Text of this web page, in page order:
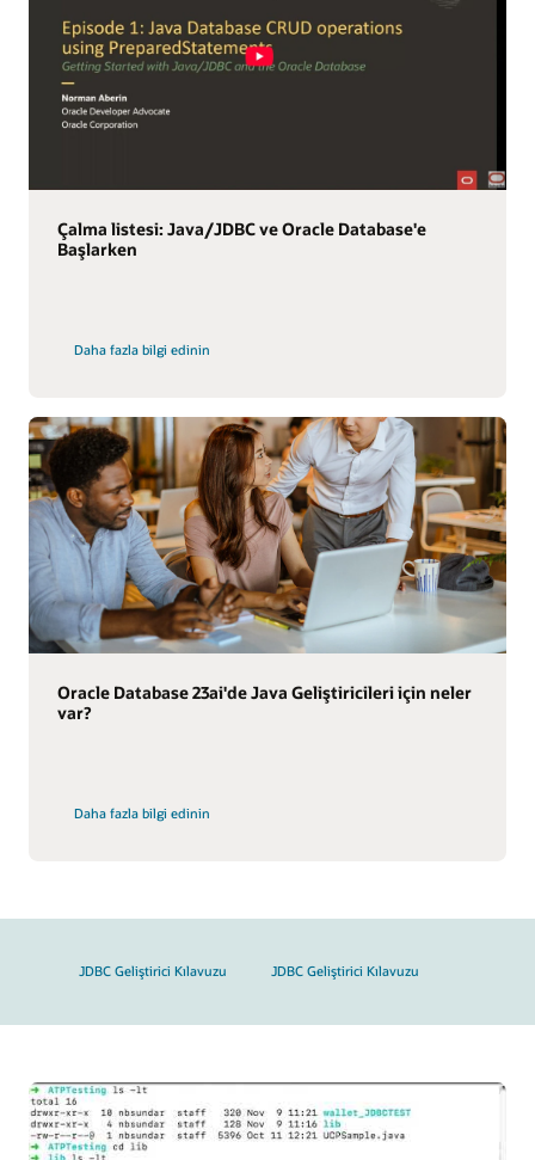
Çalma listesi: Java/JDBC ve Oracle Database'e
Başlarken
Daha fazla bilgi edinin
Oracle Database 23ai'de Java Geliştiricileri için neler
var?
Daha fazla bilgi edinin
JDBC Geliştirici Kılavuzu JDBC Geliştirici Kılavuzu